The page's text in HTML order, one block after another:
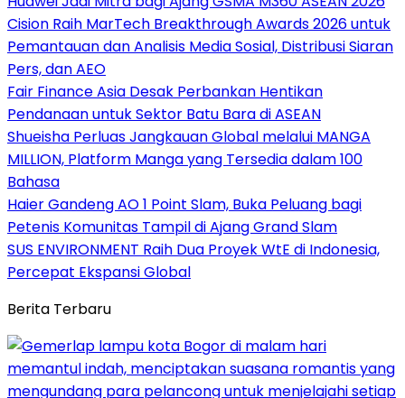
Cision Raih MarTech Breakthrough Awards 2026 untuk
Pemantauan dan Analisis Media Sosial, Distribusi Siaran
Pers, dan AEO
Fair Finance Asia Desak Perbankan Hentikan
Pendanaan untuk Sektor Batu Bara di ASEAN
Shueisha Perluas Jangkauan Global melalui MANGA
MILLION, Platform Manga yang Tersedia dalam 100
Bahasa
Haier Gandeng AO 1 Point Slam, Buka Peluang bagi
Petenis Komunitas Tampil di Ajang Grand Slam
SUS ENVIRONMENT Raih Dua Proyek WtE di Indonesia,
Percepat Ekspansi Global
Berita Terbaru